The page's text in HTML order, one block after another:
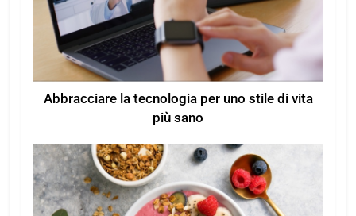
Abbracciare la tecnologia per uno stile di vita
più sano